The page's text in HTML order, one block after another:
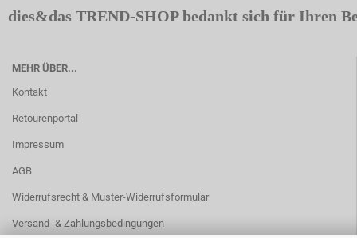
dies&das TREND-SHOP bedankt sich für Ihren
MEHR ÜBER...
Kontakt
Retourenportal
Impressum
AGB
Widerrufsrecht & Muster-Widerrufsformular
Versand- & Zahlungsbedingungen